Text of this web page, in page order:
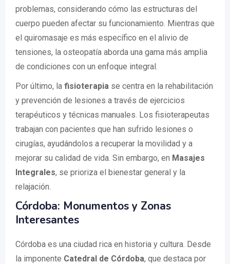
problemas, considerando cómo las estructuras del
cuerpo pueden afectar su funcionamiento. Mientras que
el quiromasaje es más específico en el alivio de
tensiones, la osteopatía aborda una gama más amplia
de condiciones con un enfoque integral.
Por último, la fisioterapia se centra en la rehabilitación
y prevención de lesiones a través de ejercicios
terapéuticos y técnicas manuales. Los fisioterapeutas
trabajan con pacientes que han sufrido lesiones o
cirugías, ayudándolos a recuperar la movilidad y a
mejorar su calidad de vida. Sin embargo, en Masajes
Integrales, se prioriza el bienestar general y la
relajación.
Córdoba: Monumentos y Zonas
Interesantes
Córdoba es una ciudad rica en historia y cultura. Desde
la imponente Catedral de Córdoba, que destaca por